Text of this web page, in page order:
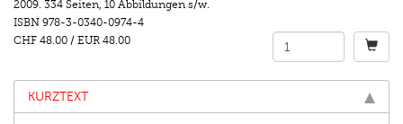
2009. 334 Seiten, 10 Abbildungen s/w.
ISBN 978-3-0340-0974-4
CHF 48.00 / EUR 48.00
KURZTEXT